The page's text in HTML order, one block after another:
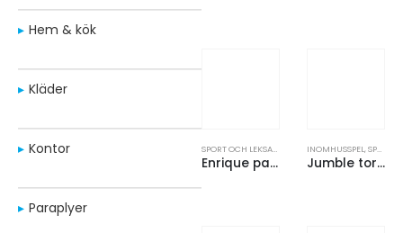
Hem & kök
Kläder
Kontor
Paraplyer
SPORT OCH LEKSAKER UTOMHUSSPEL
Enrique paddelset i nätpåse
INOMHUSSPEL,SPORT OCH LEKSAKER
Jumble tornspel i trä